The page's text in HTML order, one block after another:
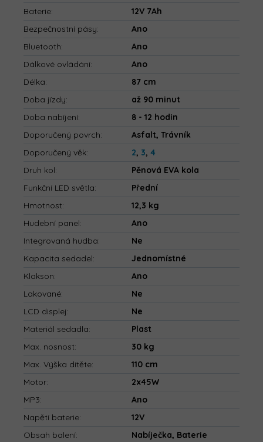
Baterie:
12V 7Ah
Bezpečnostní pásy:
Ano
Bluetooth:
Ano
Dálkové ovládání:
Ano
Délka:
87 cm
Doba jízdy:
až 90 minut
Doba nabíjení:
8 - 12 hodin
Doporučený povrch:
Asfalt, Trávník
Doporučený věk: 2, 3, 4
Druh kol:
Pěnová EVA kola
Funkční LED světla:
Přední
Hmotnost:
12,3 kg
Hudební panel:
Ano
Integrovaná hudba:
Ne
Kapacita sedadel:
Jednomístné
Klakson:
Ano
Lakované:
Ne
LCD displej:
Ne
Materiál sedadla:
Plast
Max. nosnost:
30 kg
Max. Výška dítěte:
110 cm
Motor:
2x45W
MP3:
Ano
Napětí baterie:
12V
Obsah balení:
Nabíječka, Baterie